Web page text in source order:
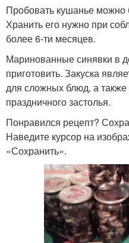
Пробовать кушанье можно
Хранить его нужно при
более 6-ти месяцев.
Маринованные синявки в
приготовить. Закуска
для сложных блюд, а
праздничного застолья.
Понравился рецепт?
Наведите курсор на
«Сохранить».